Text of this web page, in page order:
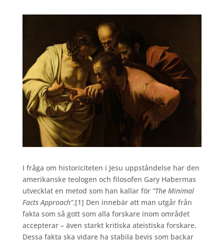
I fråga om historiciteten i Jesu uppståndelse har den
amerikanske teologen och filosofen Gary Habermas
utvecklat en metod som han kallar för ”The Minimal
Facts Approach”.[1] Den innebär att man utgår från
fakta som så gott som alla forskare inom området
accepterar – även starkt kritiska ateistiska forskare.
Dessa fakta ska vidare ha stabila bevis som backar